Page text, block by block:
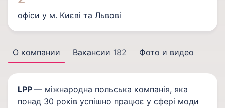
офіси у м. Києві та Львові
О компании Вакансии 182 Фото и видео
LPP — міжнародна польська компанія, яка
понад 30 років успішно працює у сфері моди